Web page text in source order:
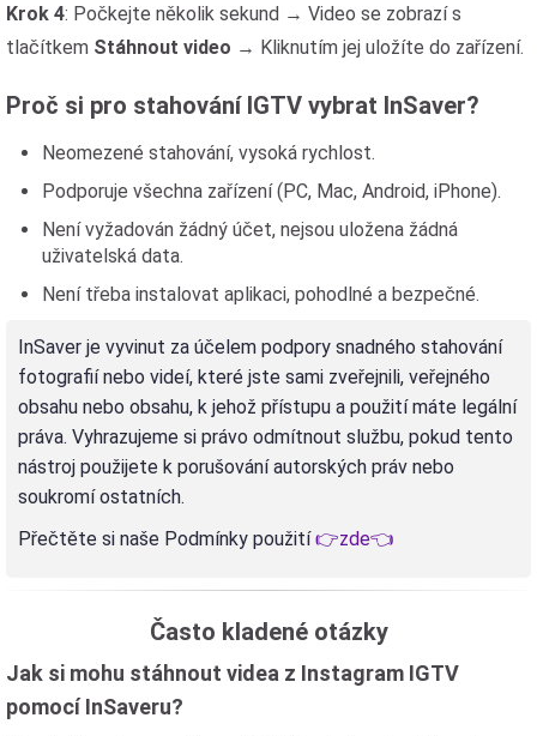
Krok 4: Počkejte několik sekund → Video se zobrazí s
tlačítkem Stáhnout video → Kliknutím jej uložíte do zařízení.
Proč si pro stahování IGTV vybrat InSaver?
Neomezené stahování, vysoká rychlost.
Podporuje všechna zařízení (PC, Mac, Android, iPhone).
Není vyžadován žádný účet, nejsou uložena žádná
uživatelská data.
Není třeba instalovat aplikaci, pohodlné a bezpečné.
InSaver je vyvinut za účelem podpory snadného stahování
fotografií nebo videí, které jste sami zveřejnili, veřejného
obsahu nebo obsahu, k jehož přístupu a použití máte legální
práva. Vyhrazujeme si právo odmítnout službu, pokud tento
nástroj použijete k porušování autorských práv nebo
soukromí ostatních.
Přečtěte si naše Podmínky použití👉zde👈
Často kladené otázky
Jak si mohu stáhnout videa z Instagram IGTV
pomocí InSaveru?